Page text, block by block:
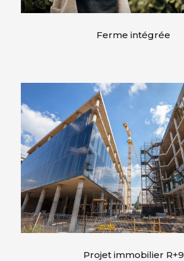
Ferme intégrée
Projet immobilier R+9